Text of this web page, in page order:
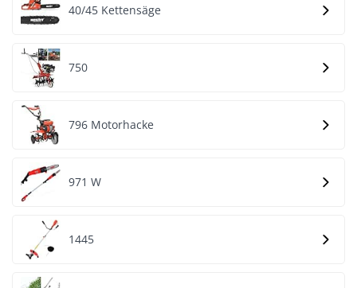
40/45 Kettensäge
750
796 Motorhacke
971 W
1445